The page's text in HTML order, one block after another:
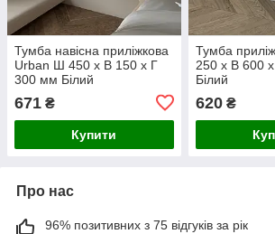
Тумба навісна приліжкова
Urban Ш 450 x В 150 x Г
300 мм Білий
671 ₴
Купити
Тумба
250 x В 600
Білий
620₴
Про нас
96% позитивних з 75 відгуків за рік